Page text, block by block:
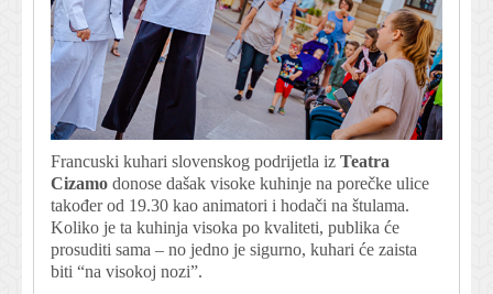
Francuski kuhari slovenskog podrijetla iz Teatra
Cizamo donose dašak visoke kuhinje na porečke ulice
također od 19.30 kao animatori i hodači na štulama.
Koliko je ta kuhinja visoka po kvaliteti, publika će
prosuditi sama – no jedno je sigurno, kuhari će zaista
biti “na visokoj nozi”.